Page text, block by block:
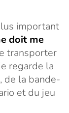
important
doit me
transporter
regarde la
de la bande-
et du jeu